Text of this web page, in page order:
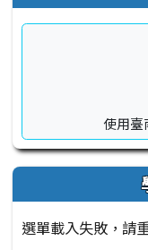
使用臺
選單載入失敗，請